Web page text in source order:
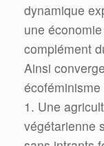
dynamique
une
complément
Ainsi
1. Une
végétarienne